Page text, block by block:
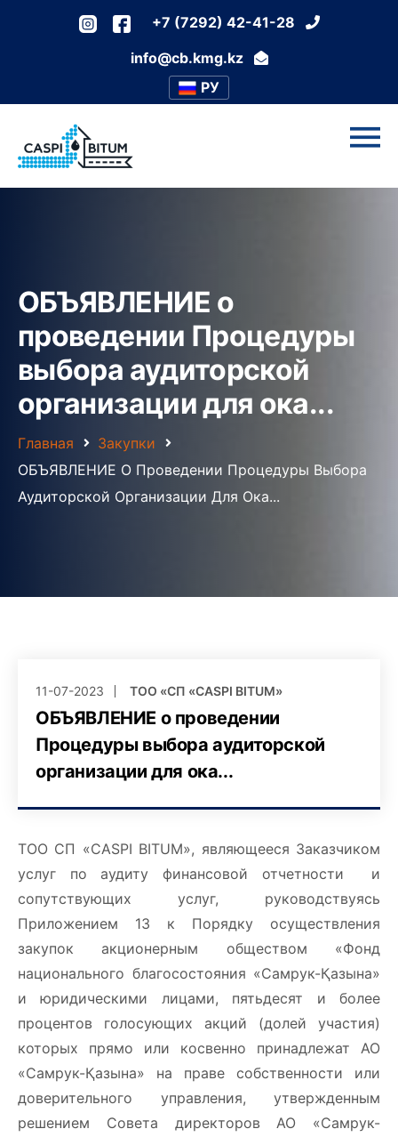
+7 (7292) 42-41-28
info@cb.kmg.kz
РУ
ОБЪЯВЛЕНИЕ о
проведении Процедуры
выбора аудиторской
организации для ока...
Главная
Закупки
ОБЪЯВЛЕНИЕ О Проведении Процедуры Выбора
Аудиторской Организации Для Ока...
11-07-2023 ТОО «СП «CASPI BITUM»
ОБЪЯВЛЕНИЕ о проведении
Процедуры выбора аудиторской
организации для ока...
ТОО СП «CASPI BITUM», являющееся Заказчиком
услуг по аудиту финансовой отчетности и
сопутствующих услуг, руководствуясь
Приложением 13 к Порядку осуществления
закупок акционерным обществом «Фонд
национального благосостояния «Самрук-Қазына»
и юридическими лицами, пятьдесят и более
процентов голосующих акций (долей участия)
которых прямо или косвенно принадлежат АО
«Самрук-Қазына» на праве собственности или
доверительного управления, утвержденным
решением Совета директоров АО «Самрук-